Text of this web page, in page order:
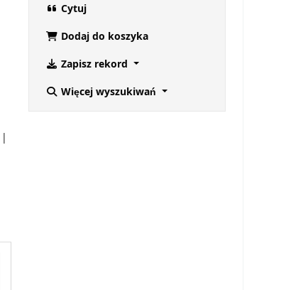
Cytuj
Dodaj do koszyka
Zapisz rekord
Więcej wyszukiwań